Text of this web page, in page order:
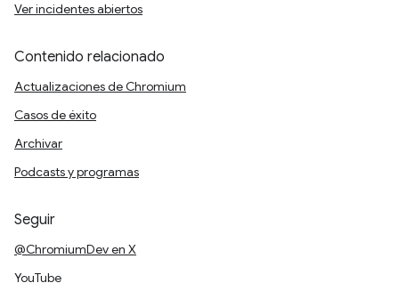
Ver incidentes abiertos
Contenido relacionado
Actualizaciones de Chromium
Casos de éxito
Archivar
Podcasts y programas
Seguir
@ChromiumDev en X
YouTube